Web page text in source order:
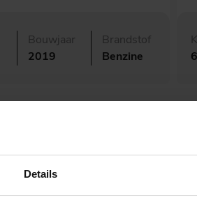
Details
Bouwjaar
2019
Brandstof
Benzine